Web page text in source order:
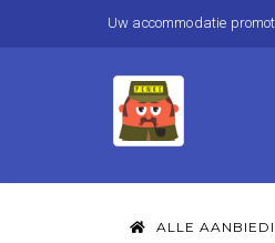
Uw accommodatie
ALLE